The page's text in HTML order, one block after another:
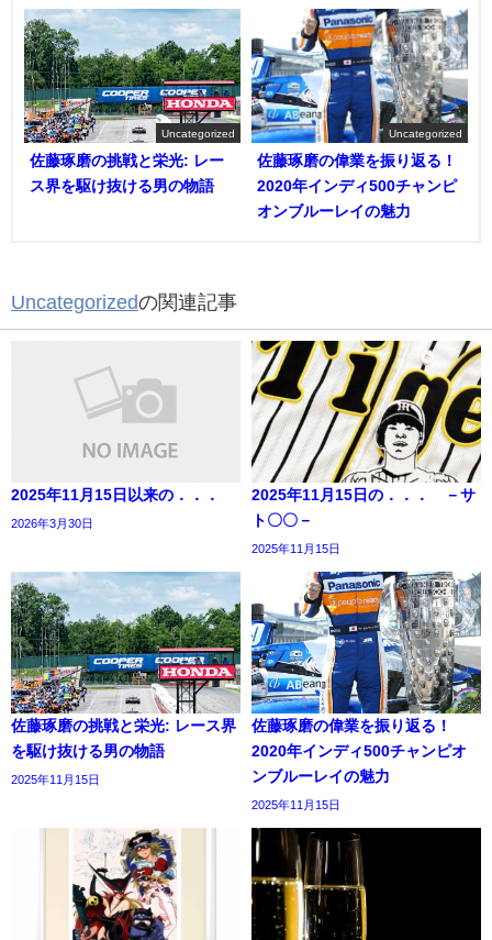
Uncategorized
佐藤琢磨の挑戦と栄光: レー
ス界を駆け抜ける男の物語
Uncategorized
佐藤琢磨の偉業を振り返る！
2020年インディ500チャンピ
オンブルーレイの魅力
Uncategorizedの関連記事
2025年11月15日以来の．．．
2026年3月30日
2025年11月15日の．．． －サ
ト〇〇－
2025年11月15日
佐藤琢磨の挑戦と栄光: レース界
を駆け抜ける男の物語
2025年11月15日
佐藤琢磨の偉業を振り返る！
2020年インディ500チャンピオ
ンブルーレイの魅力
2025年11月15日